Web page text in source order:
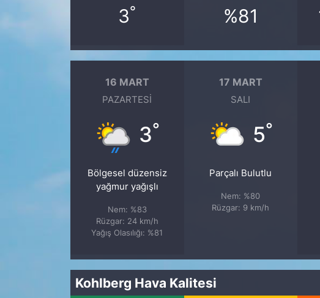
3° %81
16 MART
PAZARTESI
3°
Bölgesel düzensiz
yağmur yağışlı
Nem: %83
Rüzgar: 24 km/h
Yağış Olasılığı: %81
17 MART
SALI
5°
Parçalı Bulutlu
Nem: %80
Rüzgar: 9 km/h
Kohlberg Hava Kalitesi